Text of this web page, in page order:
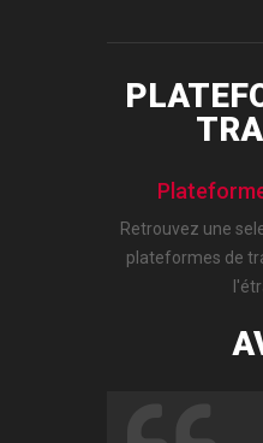
Retrouvez une
plateformes de